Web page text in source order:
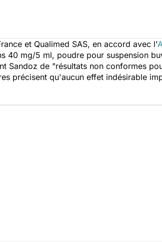
et Qualimed SAS, en accord avec l'
40 mg/5 ml, poudre pour suspension
Sandoz de "résultats non conformes
précisent qu'aucun effet indésirable